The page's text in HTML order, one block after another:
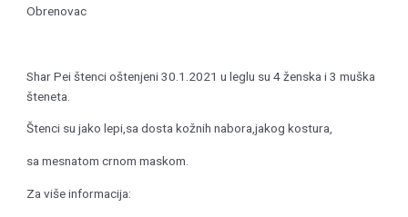
Obrenovac
Shar Pei štenci oštenjeni 30.1.2021 u leglu su 4 ženska i 3 muška
šteneta.
Štenci su jako lepi,sa dosta kožnih nabora,jakog kostura,
sa mesnatom crnom maskom.
Za više informacija: